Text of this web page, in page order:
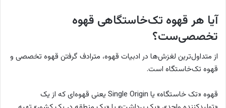
آیا هر قهوه تک‌خاستگاهی قهوه
تخصصی‌ست؟
از متداول‌ترین لغزش‌ها در ادبیات قهوه، مترادف گرفتن قهوه تخصصی و
قهوه تک‌خاستگاه است.
قهوه «تک خاستگاه» یا Single Origin یعنی قهوه‌ای که از یک